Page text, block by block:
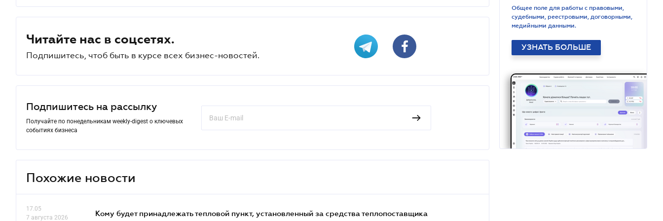
Читайте нас в соцсетях.
Подпишитесь, чтоб быть в курсе всех бизнес-новостей.
Подпишитесь на рассылку
Получайте по понедельникам weekly-digest о ключевых
событиях бизнеса
Похожие новости
17.05
7 августа 2026
Кому будет принадлежать тепловой пункт, установленный за средства теплопоставщика
Общее поле для работы с правовыми,
судебными, реестровыми, договорными,
медийными данными.
УЗНАТЬ БОЛЬШЕ